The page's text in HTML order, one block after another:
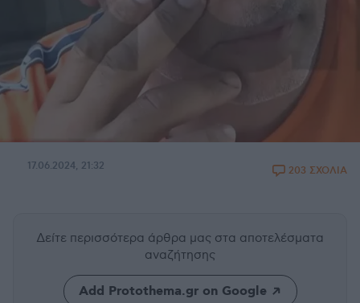
17.06.2024, 21:32 203 ΣΧΟΛΙΑ
Δείτε περισσότερα άρθρα μας στα αποτελέσματα
αναζήτησης
Add Protothema.gr on Google